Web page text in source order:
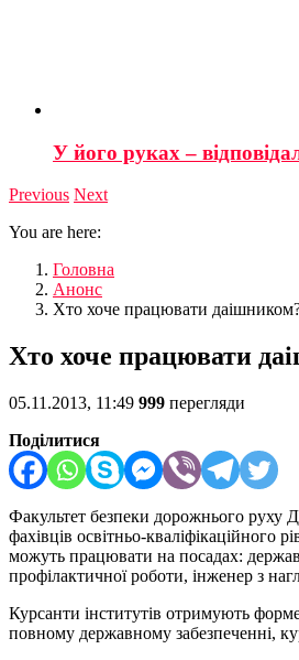
У його руках –
Previous Next
You are here:
Головна
Анонс
Хто хоче працювати
Хто хоче працювати
05.11.2013, 11:49 999 перегляди
Поділитися
Факультет безпеки дорожнього руху
фахівців освітньо-кваліфікаційного
можуть працювати на посадах:
профілактичної роботи, інженер з
Курсанти інститутів отримують
повному державному забезпеченні,